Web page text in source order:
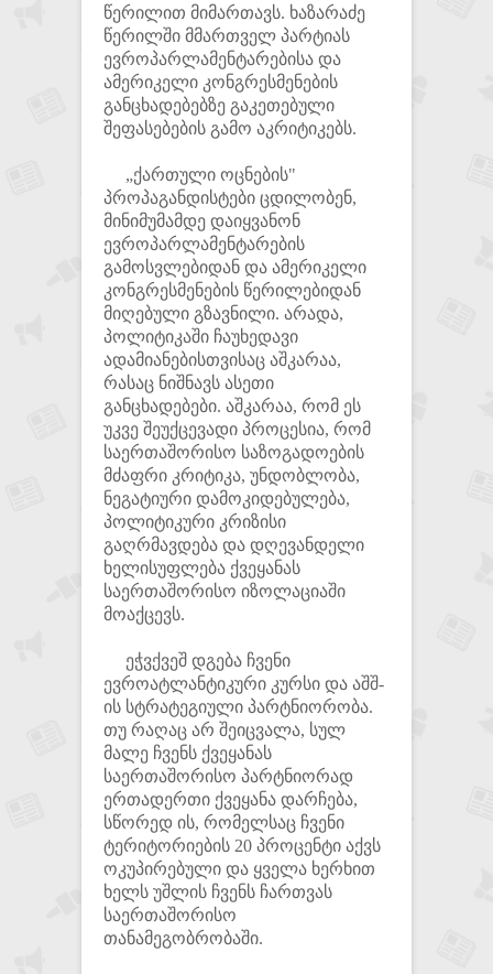
წერილით მიმართავს. ხაზარაძე
წერილში მმართველ პარტიას
ევროპარლამენტარებისა და
ამერიკელი კონგრესმენების
განცხადებებზე გაკეთებული
შეფასებების გამო აკრიტიკებს.
„ქართული ოცნების"
პროპაგანდისტები ცდილობენ,
მინიმუმამდე დაიყვანონ
ევროპარლამენტარების
გამოსვლებიდან და ამერიკელი
კონგრესმენების წერილებიდან
მიღებული გზავნილი. არადა,
პოლიტიკაში ჩაუხედავი
ადამიანებისთვისაც აშკარაა,
რასაც ნიშნავს ასეთი
განცხადებები. აშკარაა, რომ ეს
უკვე შეუქცევადი პროცესია, რომ
საერთაშორისო საზოგადოების
მძაფრი კრიტიკა, უნდობლობა,
ნეგატიური დამოკიდებულება,
პოლიტიკური კრიზისი
გაღრმავდება და დღევანდელი
ხელისუფლება ქვეყანას
საერთაშორისო იზოლაციაში
მოაქცევს.
ეჭვქვეშ დგება ჩვენი
ევროატლანტიკური კურსი და აშშ-
ის სტრატეგიული პარტნიორობა.
თუ რაღაც არ შეიცვალა, სულ
მალე ჩვენს ქვეყანას
საერთაშორისო პარტნიორად
ერთადერთი ქვეყანა დარჩება,
სწორედ ის, რომელსაც ჩვენი
ტერიტორიების 20 პროცენტი აქვს
ოკუპირებული და ყველა ხერხით
ხელს უშლის ჩვენს ჩართვას
საერთაშორისო
თანამეგობრობაში.